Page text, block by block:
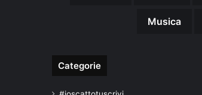
Musica
Categorie